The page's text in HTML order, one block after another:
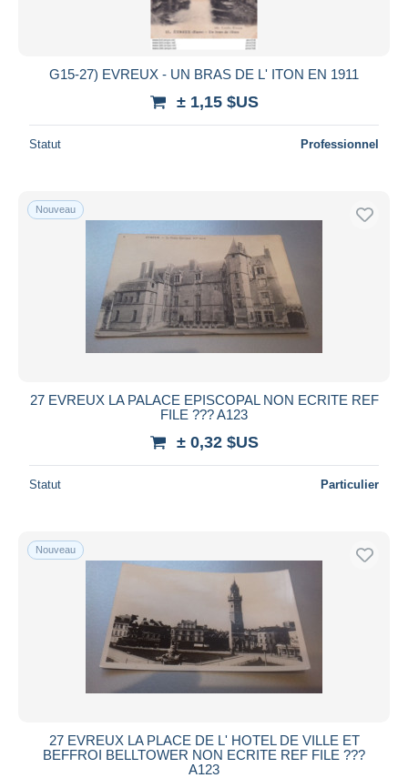
G15-27) EVREUX - UN BRAS DE L' ITON EN 1911
± 1,15 $US
Statut Professionnel
Nouveau
27 EVREUX LA PALACE EPISCOPAL NON ECRITE REF
FILE ??? A123
± 0,32 $US
Statut Particulier
Nouveau
27 EVREUX LA PLACE DE L' HOTEL DE VILLE ET
BEFFROI BELLTOWER NON ECRITE REF FILE ???
A123